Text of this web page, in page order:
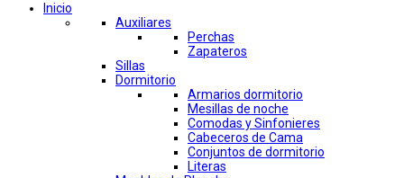
Inicio
Auxiliares
Perchas
Zapateros
Sillas
Dormitorio
Armarios dormitorio
Mesillas de noche
Comodas y Sinfonieres
Cabeceros de Cama
Conjuntos de dormitorio
Literas